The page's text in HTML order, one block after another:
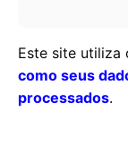
Este site utiliza
como seus
processados.